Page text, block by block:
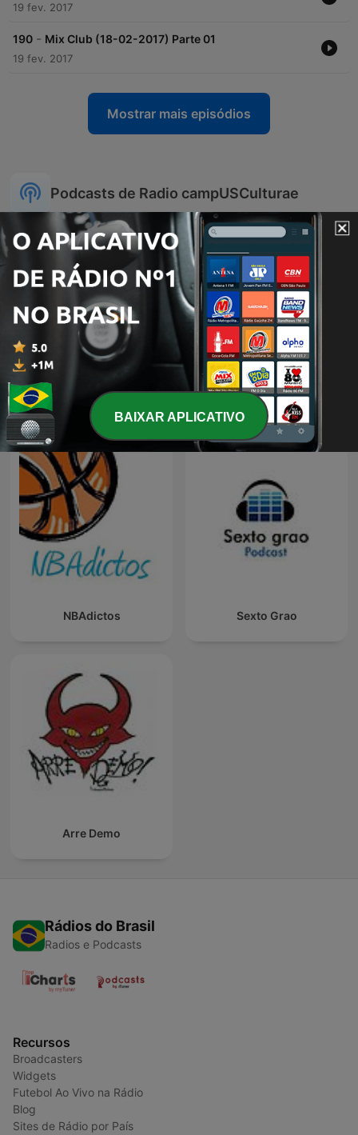
19 fev. 2017
190 - Mix Club (18-02-2017) Parte 01
19 fev. 2017
Mostrar mais episódios
Podcasts de Radio campUSCulturae
Tangos De La Esquina Sur Mil Músicas
NBAdictos Sexto Grao
Arre Demo
Rádios do Brasil
Radios e Podcasts
Recursos
Broadcasters
Widgets
Futebol Ao Vivo na Rádio
Blog
Sites de Rádio por País
BAIXAR APLICATIVO